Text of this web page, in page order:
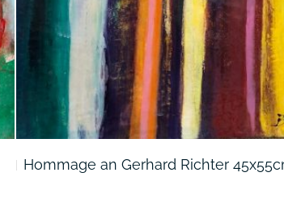
Hommage an Gerhard Richter